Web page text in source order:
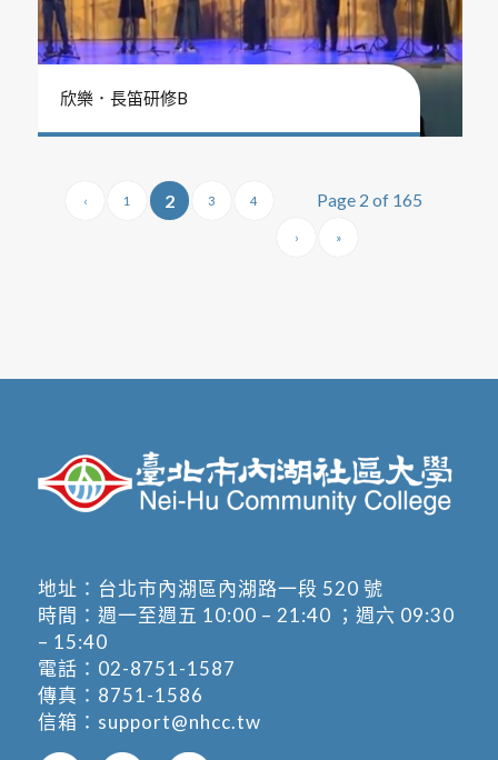
欣樂．長笛研修B
Page 2 of 165
‹ 1 2 3 4
› »
地址： 台北市內湖區內湖路一段 520 號
時間：週一至週五 10:00 – 21:40 ；週六 09:30
– 15:40
電話： 02-8751-1587
傳真：8751-1586
信箱： support@nhcc.tw